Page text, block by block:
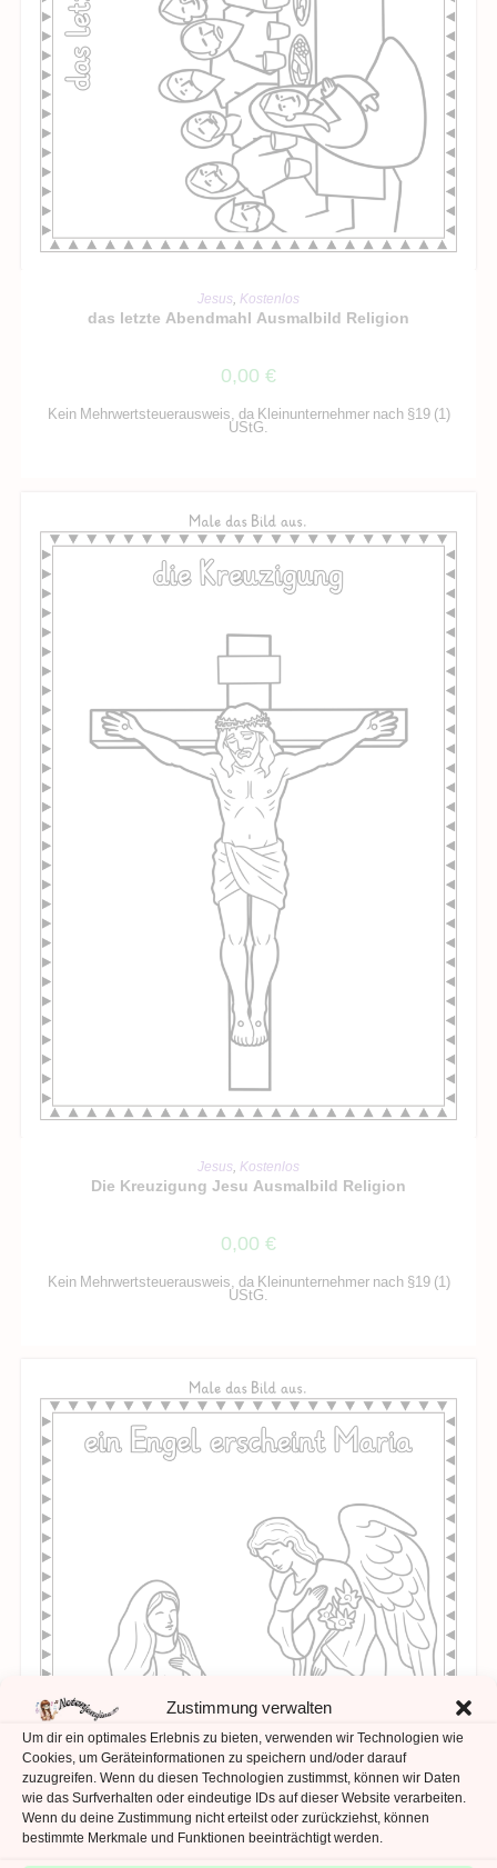
Zustimmung verwalten
Um dir ein optimales Erlebnis zu bieten, verwenden wir Technologien wie
Cookies, um Geräteinformationen zu speichern und/oder darauf
zuzugreifen. Wenn du diesen Technologien zustimmst, können wir Daten
wie das Surfverhalten oder eindeutige IDs auf dieser Website verarbeiten.
Wenn du deine Zustimmung nicht erteilst oder zurückziehst, können
bestimmte Merkmale und Funktionen beeinträchtigt werden.
IN DEN WARENKORB
Jesus, Kostenlos
das letzte Abendmahl Ausmalbild Religion
0,00 €
Kein Mehrwertsteuerausweis, da Kleinunternehmer nach §19 (1)
UStG.
IN DEN WARENKORB
Jesus, Kostenlos
Die Kreuzigung Jesu Ausmalbild Religion
0,00 €
Kein Mehrwertsteuerausweis, da Kleinunternehmer nach §19 (1)
UStG.